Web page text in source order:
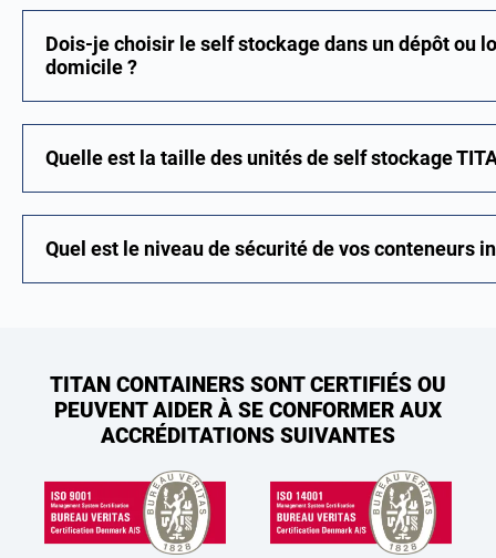
Dois-je choisir le self stockage dans un dépôt ou
domicile ?
Quelle est la taille des unités de self stockage
Quel est le niveau de sécurité de vos conteneurs
TITAN CONTAINERS SONT CERTIFIÉS OU
PEUVENT AIDER À SE CONFORMER AUX
ACCRÉDITATIONS SUIVANTES